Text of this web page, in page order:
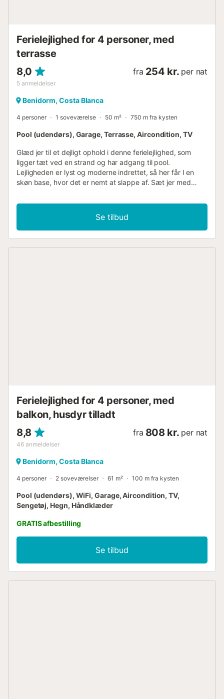
Ferielejlighed for 4 personer, med
terrasse
8,0
5 anmeldelser
fra 254 kr. per nat
Benidorm, Costa Blanca
4 personer 1 soveværelse 50 m² 750 m fra kysten
Pool (udendørs), Garage, Terrasse, Aircondition, TV
Glæd jer til et dejligt ophold i denne ferielejlighed, som
ligger tæt ved en strand og har adgang til pool.
Lejligheden er lyst og moderne indrettet, så her får I en
skøn base, hvor det er nemt at slappe af. Sæt jer med
en ny dag med spændende oplevelser. Her kan I også
læne jer tilbage med en god film, når I vender hjem efter
dagens eventyr. På altanen kan I slappe af med en bog i
solen eller nyde de milde sommeraftener med en kold
Se tilbud
Ferielejlighed for 4 personer, med
balkon, husdyr tilladt
8,8
46 anmeldelser
fra 808 kr. per nat
Benidorm, Costa Blanca
4 personer 2 soveværelser 61 m² 100 m fra kysten
Pool (udendørs), WiFi, Garage, Aircondition, TV,
Sengetøj, Hegn, Håndklæder
GRATIS afbestilling
Se tilbud